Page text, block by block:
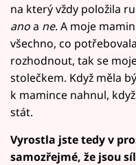
na který vždy položila
anoa ne. A moje
všechno, co
rozhodnout, tak se
stolečkem. Když měla
k mamince nahnul,
stát.
Vyrostla jste tedy v
samozřejmé, že jsou